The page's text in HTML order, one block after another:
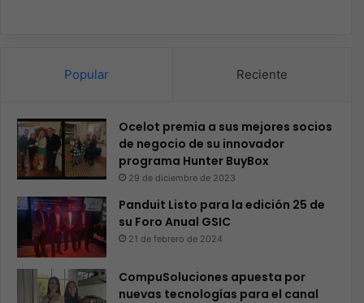
Popular Reciente
Ocelot premia a sus mejores socios
de negocio de su innovador
programa Hunter BuyBox
29 de diciembre de 2023
Panduit Listo para la edición 25 de
su Foro Anual GSIC
21 de febrero de 2024
CompuSoluciones apuesta por
nuevas tecnologías para el canal